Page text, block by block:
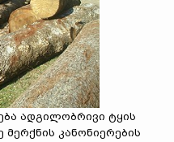
ადგილობრივი ტყის
მერქნის კანონიერების